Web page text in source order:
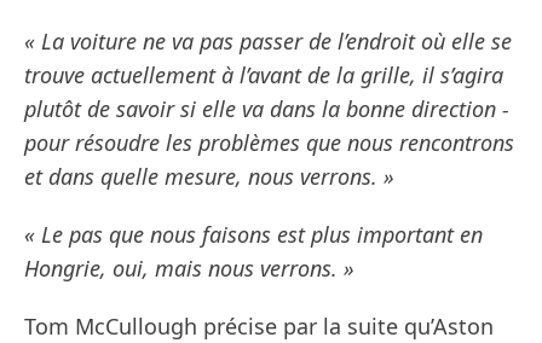
« La voiture ne va pas passer de l’endroit où elle se
trouve actuellement à l’avant de la grille, il s’agira
plutôt de savoir si elle va dans la bonne direction -
pour résoudre les problèmes que nous rencontrons
et dans quelle mesure, nous verrons. »
« Le pas que nous faisons est plus important en
Hongrie, oui, mais nous verrons. »
Tom McCullough précise par la suite qu’Aston